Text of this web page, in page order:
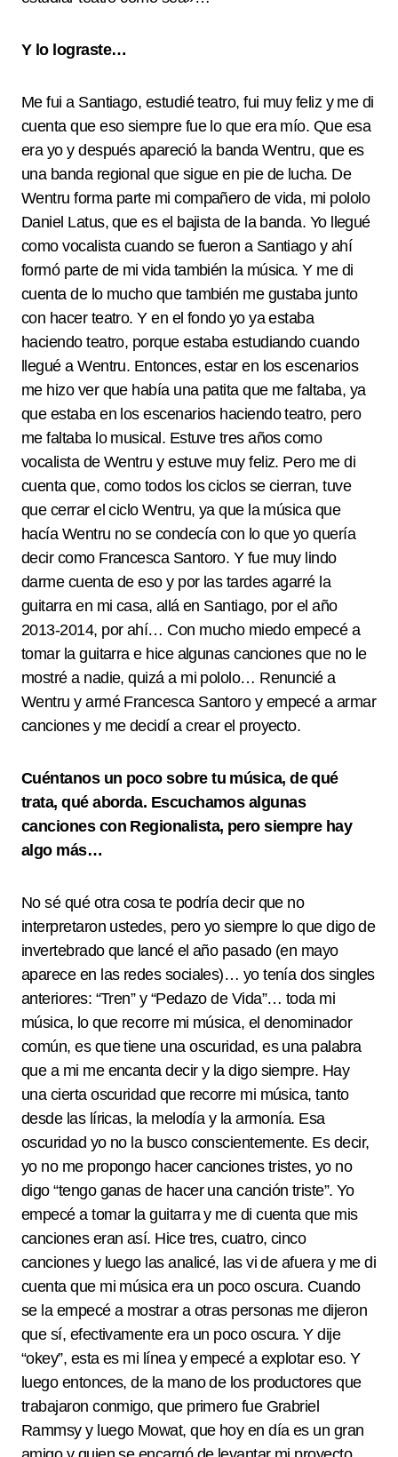
Y lo lograste…
Me fui a Santiago, estudié teatro, fui muy feliz y me di
cuenta que eso siempre fue lo que era mío. Que esa
era yo y después apareció la banda Wentru, que es
una banda regional que sigue en pie de lucha. De
Wentru forma parte mi compañero de vida, mi pololo
Daniel Latus, que es el bajista de la banda. Yo llegué
como vocalista cuando se fueron a Santiago y ahí
formó parte de mi vida también la música. Y me di
cuenta de lo mucho que también me gustaba junto
con hacer teatro. Y en el fondo yo ya estaba
haciendo teatro, porque estaba estudiando cuando
llegué a Wentru. Entonces, estar en los escenarios
me hizo ver que había una patita que me faltaba, ya
que estaba en los escenarios haciendo teatro, pero
me faltaba lo musical. Estuve tres años como
vocalista de Wentru y estuve muy feliz. Pero me di
cuenta que, como todos los ciclos se cierran, tuve
que cerrar el ciclo Wentru, ya que la música que
hacía Wentru no se condecía con lo que yo quería
decir como Francesca Santoro. Y fue muy lindo
darme cuenta de eso y por las tardes agarré la
guitarra en mi casa, allá en Santiago, por el año
2013-2014, por ahí… Con mucho miedo empecé a
tomar la guitarra e hice algunas canciones que no le
mostré a nadie, quizá a mi pololo… Renuncié a
Wentru y armé Francesca Santoro y empecé a armar
canciones y me decidí a crear el proyecto.
Cuéntanos un poco sobre tu música, de qué
trata, qué aborda. Escuchamos algunas
canciones con Regionalista, pero siempre hay
algo más…
No sé qué otra cosa te podría decir que no
interpretaron ustedes, pero yo siempre lo que digo de
invertebrado que lancé el año pasado (en mayo
aparece en las redes sociales)… yo tenía dos singles
anteriores: “Tren” y “Pedazo de Vida”… toda mi
música, lo que recorre mi música, el denominador
común, es que tiene una oscuridad, es una palabra
que a mi me encanta decir y la digo siempre. Hay
una cierta oscuridad que recorre mi música, tanto
desde las líricas, la melodía y la armonía. Esa
oscuridad yo no la busco conscientemente. Es decir,
yo no me propongo hacer canciones tristes, yo no
digo “tengo ganas de hacer una canción triste”. Yo
empecé a tomar la guitarra y me di cuenta que mis
canciones eran así. Hice tres, cuatro, cinco
canciones y luego las analicé, las vi de afuera y me di
cuenta que mi música era un poco oscura. Cuando
se la empecé a mostrar a otras personas me dijeron
que sí, efectivamente era un poco oscura. Y dije
“okey”, esta es mi línea y empecé a explotar eso. Y
luego entonces, de la mano de los productores que
trabajaron conmigo, que primero fue Grabriel
Rammsy y luego Mowat, que hoy en día es un gran